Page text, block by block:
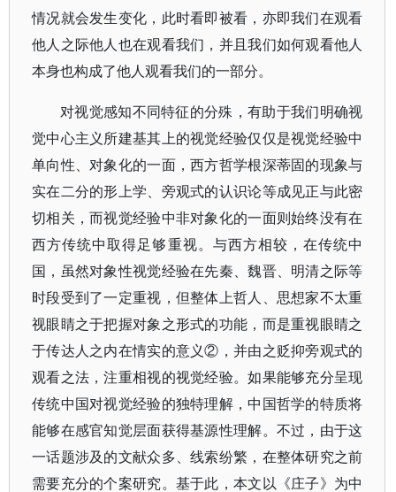
情况就会发生变化，此时看即被看，亦即我们在观看
他人之际他人也在观看我们，并且我们如何观看他人
本身也构成了他人观看我们的一部分。
对视觉感知不同特征的分殊，有助于我们明确视
觉中心主义所建基其上的视觉经验仅仅是视觉经验中
单向性、对象化的一面，西方哲学根深蒂固的现象与
实在二分的形上学、旁观式的认识论等成见正与此密
切相关，而视觉经验中非对象化的一面则始终没有在
西方传统中取得足够重视。与西方相较，在传统中
国，虽然对象性视觉经验在先秦、魏晋、明清之际等
时段受到了一定重视，但整体上哲人、思想家不太重
视眼睛之于把握对象之形式的功能，而是重视眼睛之
于传达人之内在情实的意义②，并由之贬抑旁观式的
观看之法，注重相视的视觉经验。如果能够充分呈现
传统中国对视觉经验的独特理解，中国哲学的特质将
能够在感官知觉层面获得基源性理解。不过，由于这
一话题涉及的文献众多、线索纷繁，在整体研究之前
需要充分的个案研究。基于此，本文以《庄子》为中